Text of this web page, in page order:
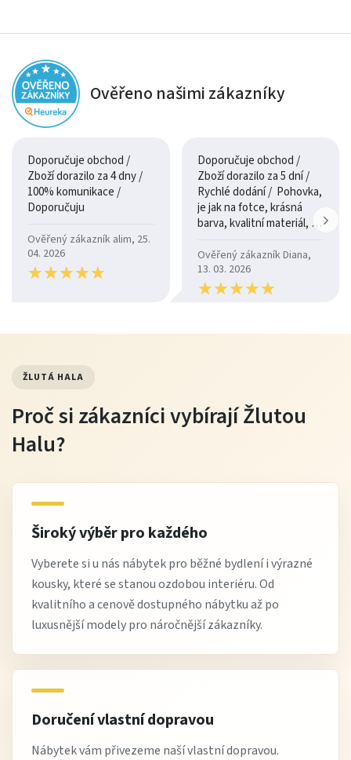
Ověřeno našimi zákazníky
Doporučuje obchod /
Zboží dorazilo za 4 dny /
100% komunikace /
Doporučuju
Ověřený zákazník alim, 25.
04. 2026
★★★★★
★★★★★
Doporučuje obchod /
Zboží dorazilo za 5 dní /
Rychlé dodání / Pohovka,
je jak na fotce, krásná
barva, kvalitní materiál, a
Ověřený zákazník Diana,
13. 03. 2026
★★★★★
★★★★★
ŽLUTÁ HALA
Proč si zákazníci vybírají Žlutou
Halu?
Široký výběr pro každého
Vyberete si u nás nábytek pro běžné bydlení i výrazné
kousky, které se stanou ozdobou interiéru. Od
kvalitního a cenově dostupného nábytku až po
luxusnější modely pro náročnější zákazníky.
Doručení vlastní dopravou
Nábytek vám přivezeme naší vlastní dopravou.